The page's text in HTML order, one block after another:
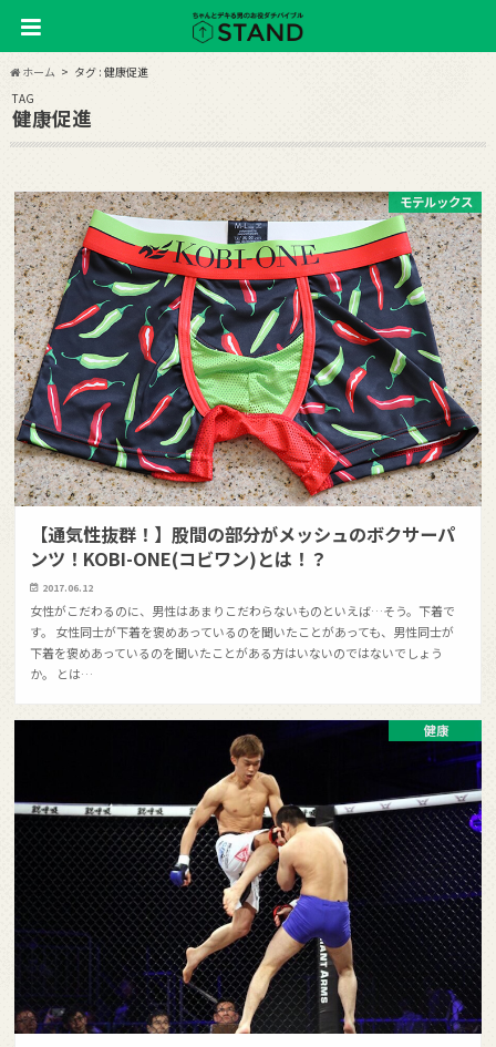
ホーム
タグ : 健康促進
TAG
健康促進
モテルックス
【通気性抜群！】股間の部分がメッシュのボクサーパ
ンツ！KOBI-ONE(コビワン)とは！？
2017.06.12
女性がこだわるのに、男性はあまりこだわらないものといえば…そう。下着で
す。 女性同士が下着を褒めあっているのを聞いたことがあっても、男性同士が
下着を褒めあっているのを聞いたことがある方はいないのではないでしょう
か。 とは…
健康